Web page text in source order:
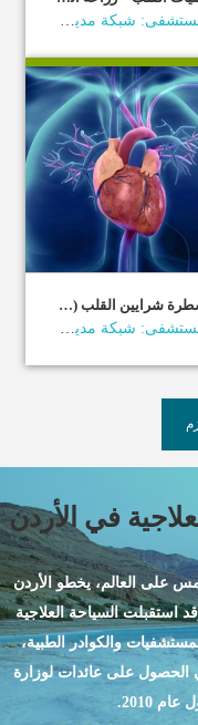
المستشفى: شبكة مديكس الأردن
قسطرة شرايين القلب (CARDIAC CATH (DIAGNOSTIC)
المستشفى: شبكة مديكس الأردن
في الأردن
على العالم، يخطو الأردن
استقبلت السياحة العلاجية
والكوادر الطبية،
الحصول على عائدات لوزارة
2010.